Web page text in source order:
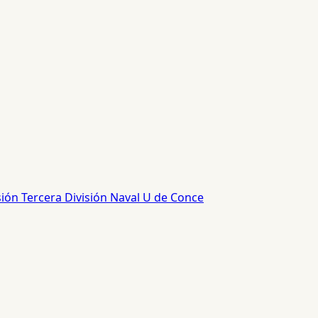
Tercera División Naval U de Conce